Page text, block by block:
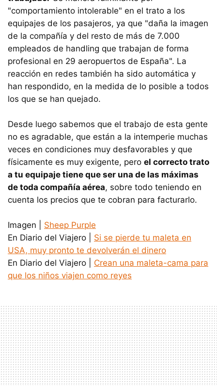
"comportamiento intolerable" en el trato a los
equipajes de los pasajeros, ya que "daña la imagen
de la compañía y del resto de más de 7.000
empleados de handling que trabajan de forma
profesional en 29 aeropuertos de España". La
reacción en redes también ha sido automática y
han respondido, en la medida de lo posible a todos
los que se han quejado.
Desde luego sabemos que el trabajo de esta gente
no es agradable, que están a la intemperie muchas
veces en condiciones muy desfavorables y que
físicamente es muy exigente, pero el correcto trato
a tu equipaje tiene que ser una de las máximas
de toda compañía aérea, sobre todo teniendo en
cuenta los precios que te cobran para facturarlo.
Imagen | Sheep Purple
En Diario del Viajero | Si se pierde tu maleta en
USA, muy pronto te devolverán el dinero
En Diario del Viajero | Crean una maleta-cama para
que los niños viajen como reyes